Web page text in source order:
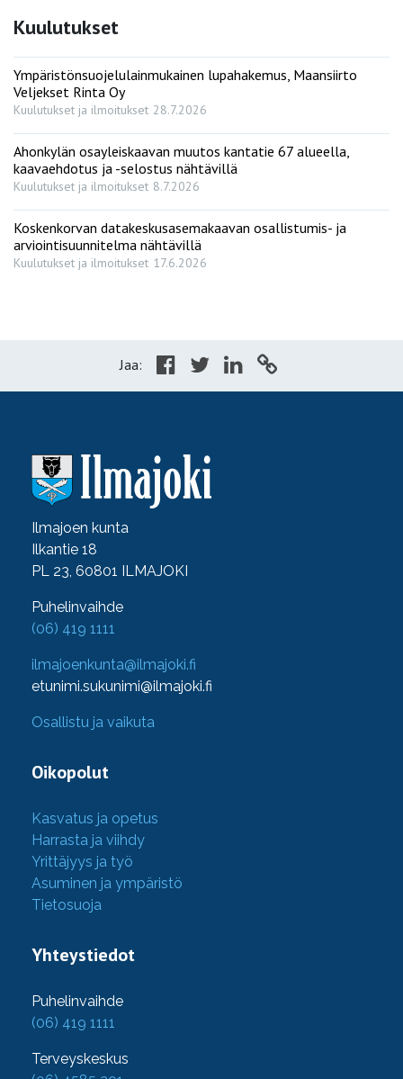
Kuulutukset
Ympäristönsuojelulainmukainen lupahakemus, Maansiirto
Veljekset Rinta Oy
Kuulutukset ja ilmoitukset 28.7.2026
Ahonkylän osayleiskaavan muutos kantatie 67 alueella,
kaavaehdotus ja -selostus nähtävillä
Kuulutukset ja ilmoitukset 8.7.2026
Koskenkorvan datakeskusasemakaavan osallistumis- ja
arviointisuunnitelma nähtävillä
Kuulutukset ja ilmoitukset 17.6.2026
Jaa:
Ilmajoen kunta
Ilkantie 18
PL 23, 60801 ILMAJOKI
Puhelinvaihde
(06) 419 1111
ilmajoenkunta@ilmajoki.fi
etunimi.sukunimi@ilmajoki.fi
Osallistu ja vaikuta
Oikopolut
Kasvatus ja opetus
Harrasta ja viihdy
Yrittäjyys ja työ
Asuminen ja ympäristö
Tietosuoja
Yhteystiedot
Puhelinvaihde
(06) 419 1111
Terveyskeskus